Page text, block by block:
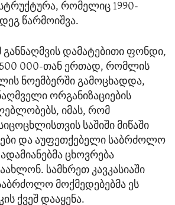
რომელიც 1990-
წარმოიშვა.
დამატებითი ფონდი,
000-თან ერთად, რომლის
ნოემბერში გამოცხადდა,
ორგანიზაციების
იმას, რომ
საშიში მიწაში
და აუფეთქებელი საბრძოლო
ცხოვრება
სამხრეთ კავკასიაში
მოქმედებებმა ეს
ქვეშ დააყენა.